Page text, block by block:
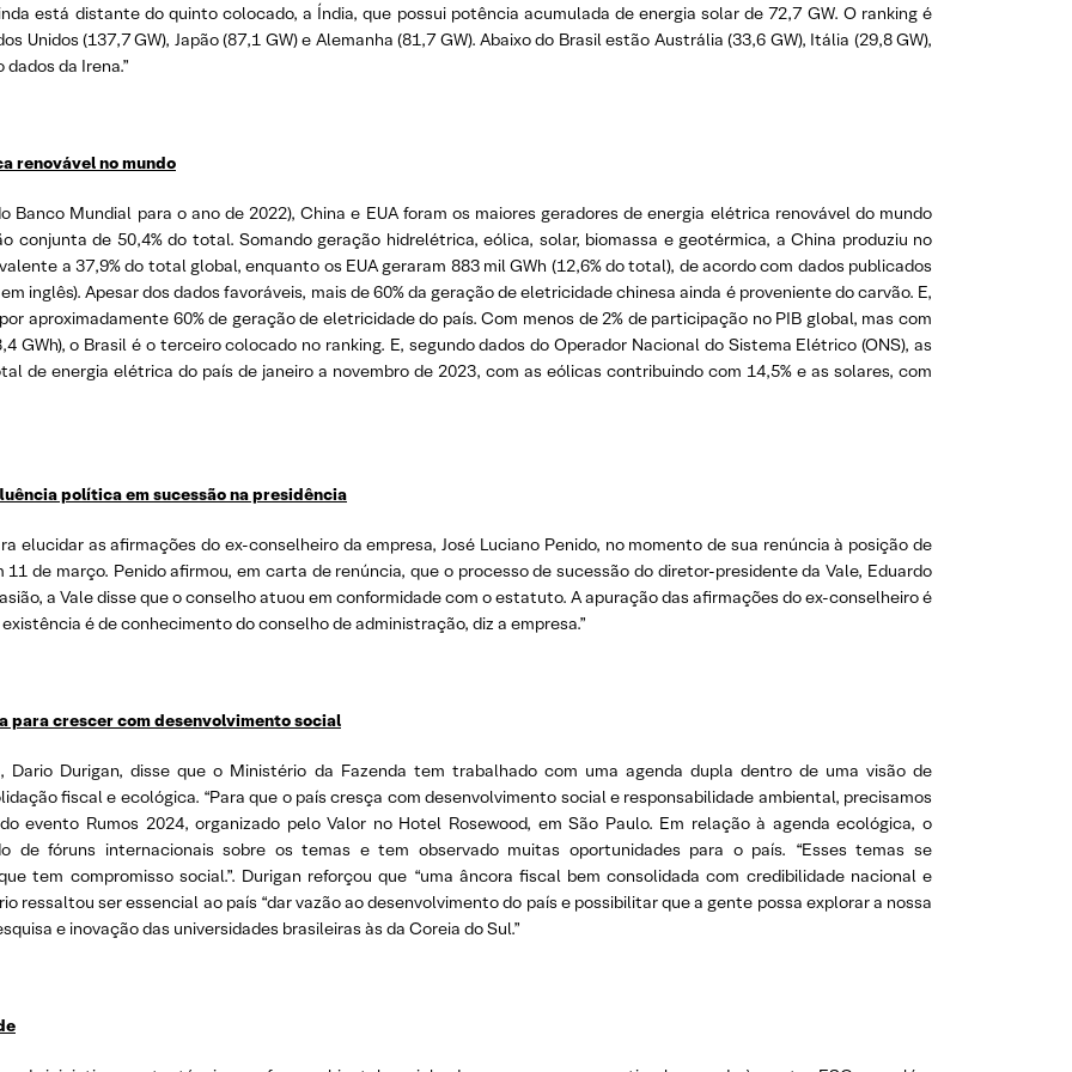
está distante do quinto colocado, a Índia, que possui potência acumulada de energia solar de 72,7 GW. O ranking é
Unidos (137,7 GW), Japão (87,1 GW) e Alemanha (81,7 GW). Abaixo do Brasil estão Austrália (33,6 GW), Itália (29,8 GW),
da Irena.”
renovável no mundo
Banco Mundial para o ano de 2022), China e EUA foram os maiores geradores de energia elétrica renovável do mundo
conjunta de 50,4% do total. Somando geração hidrelétrica, eólica, solar, biomassa e geotérmica, a China produziu no
a 37,9% do total global, enquanto os EUA geraram 883 mil GWh (12,6% do total), de acordo com dados publicados
inglês). Apesar dos dados favoráveis, mais de 60% da geração de eletricidade chinesa ainda é proveniente do carvão. E,
aproximadamente 60% de geração de eletricidade do país. Com menos de 2% de participação no PIB global, mas com
GWh), o Brasil é o terceiro colocado no ranking. E, segundo dados do Operador Nacional do Sistema Elétrico (ONS), as
de energia elétrica do país de janeiro a novembro de 2023, com as eólicas contribuindo com 14,5% e as solares, com
política em sucessão na presidência
elucidar as afirmações do ex-conselheiro da empresa, José Luciano Penido, no momento de sua renúncia à posição de
de março. Penido afirmou, em carta de renúncia, que o processo de sucessão do diretor-presidente da Vale, Eduardo
a Vale disse que o conselho atuou em conformidade com o estatuto. A apuração das afirmações do ex-conselheiro é
é de conhecimento do conselho de administração, diz a empresa.”
para crescer com desenvolvimento social
Dario Durigan, disse que o Ministério da Fazenda tem trabalhado com uma agenda dupla dentro de uma visão de
fiscal e ecológica. “Para que o país cresça com desenvolvimento social e responsabilidade ambiental, precisamos
evento Rumos 2024, organizado pelo Valor no Hotel Rosewood, em São Paulo. Em relação à agenda ecológica, o
fóruns internacionais sobre os temas e tem observado muitas oportunidades para o país. “Esses temas se
tem compromisso social.”. Durigan reforçou que “uma âncora fiscal bem consolidada com credibilidade nacional e
ressaltou ser essencial ao país “dar vazão ao desenvolvimento do país e possibilitar que a gente possa explorar a nossa
e inovação das universidades brasileiras às da Coreia do Sul.”